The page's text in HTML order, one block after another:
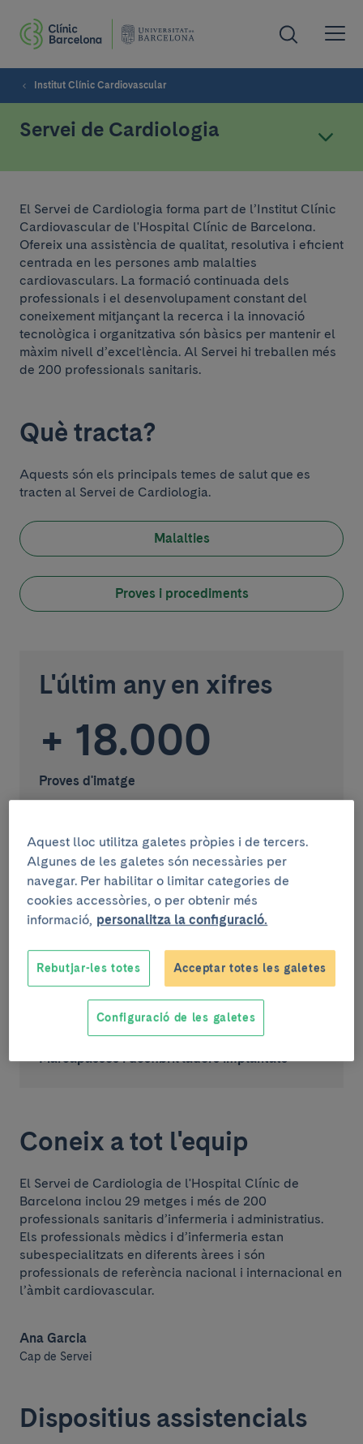
Institut Clínic Cardiovascular
Servei de Cardiologia
Presentació
El Servei de Cardiologia forma part de l’Institut Clínic
Cardiovascular de l'Hospital Clínic de Barcelona.
Ofereix una assistència de qualitat, resolutiva i eficient
centrada en les persones amb malalties
cardiovasculars. La formació continuada dels
professionals i el desenvolupament constant del
coneixement mitjançant la recerca i la innovació
tecnològica i organitzativa són bàsics per mantenir el
màxim nivell d’excel·lència. Al Servei hi treballen més
de 200 professionals sanitaris.
Què tracta?
Aquests són els principals temes de salut que es
tracten al Servei de Cardiologia.
Malalties
Proves i procediments
L'últim any en xifres
+ 18.000
Proves d'imatge
20
Trasplantaments de cor
500
Pacients del Codi Infart
+ 600
Marcapassos i desfibril·ladors implantats
Coneix a tot l'equip
El Servei de Cardiologia de l'Hospital Clínic de
Barcelona inclou 29 metges i més de 200
professionals sanitaris d’infermeria i administratius.
Els professionals mèdics i d’infermeria estan
subespecialitzats en diferents àrees i són
professionals de referència nacional i internacional en
l’àmbit cardiovascular.
Ana Garcia
Cap de Servei
Dispositius assistencials
Aquest lloc utilitza galetes pròpies i de tercers.
Algunes de les galetes són necessàries per
navegar. Per habilitar o limitar categories de
cookies accessòries, o per obtenir més
informació, personalitza la configuració.
Rebutjar-les totes Acceptar totes les galetes
Configuració de les galetes